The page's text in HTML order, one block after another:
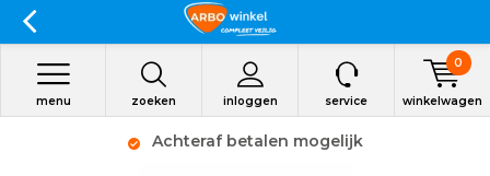
zoeken inloggen
menu service winkelwagen
0
Achteraf betalen mogelijk